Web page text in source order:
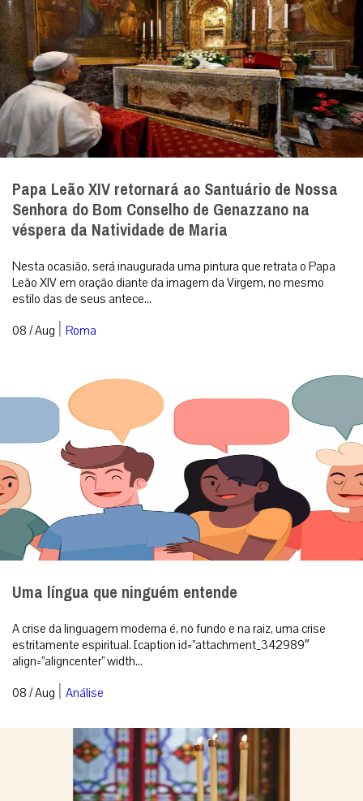
Papa Leão XIV retornará ao Santuário de Nossa
Senhora do Bom Conselho de Genazzano na
véspera da Natividade de Maria
Nesta ocasião, será inaugurada uma pintura que retrata o Papa
Leão XIV em oração diante da imagem da Virgem, no mesmo
estilo das de seus antece...
08 / Aug | Roma
Uma língua que ninguém entende
A crise da linguagem moderna é, no fundo e na raiz, uma crise
estritamente espiritual. [caption id=”attachment_342989″
align=”aligncenter” width...
08 / Aug | Análise